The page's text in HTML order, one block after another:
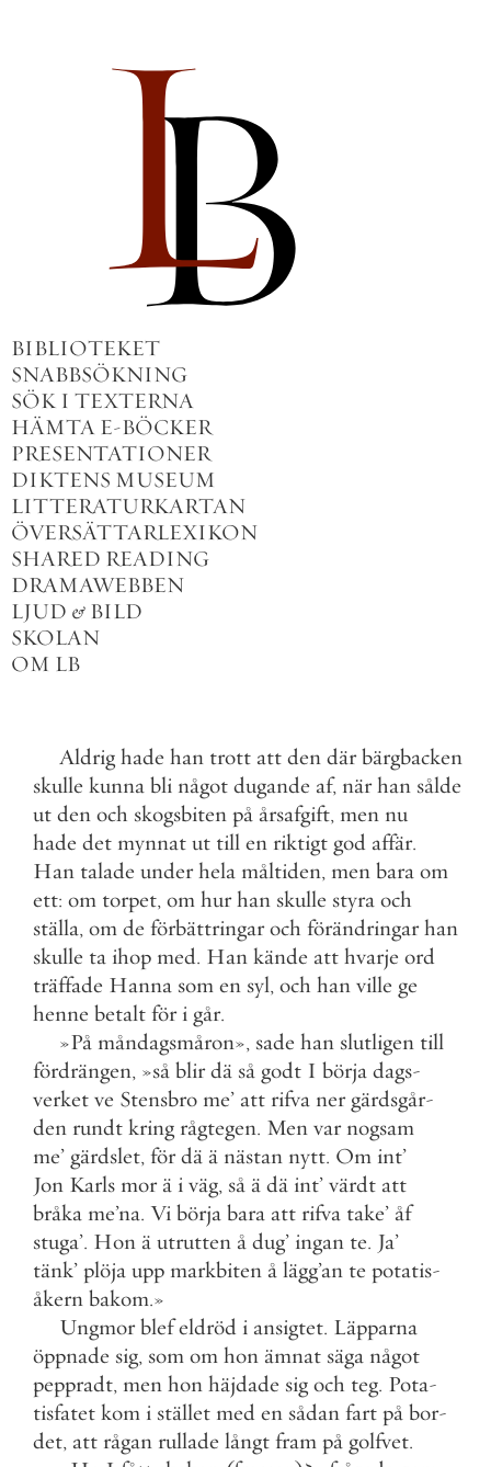
BIBLIOTEKET
SNABBSÖKNING
SÖK I TEXTERNA
HÄMTA E-BÖCKER
PRESENTATIONER
DIKTENS MUSEUM
LITTERATURKARTAN
ÖVERSÄTTARLEXIKON
SHARED READING
DRAMAWEBBEN
LJUD & BILD
SKOLAN
OM LB
Aldrig hade han trott att den där bärgbacken
skulle kunna bli något dugande af, när han sålde
ut den och skogsbiten på årsafgift, men nu
hade det mynnat ut till en riktigt god affär.
Han talade under hela måltiden, men bara om
ett: om torpet, om hur han skulle styra och
ställa, om de förbättringar och förändringar han
skulle ta ihop med. Han kände att hvarje ord
träffade Hanna som en syl, och han ville ge
henne betalt för i går.
»På måndagsmåron», sade han slutligen till
fördrängen, »så blir dä så godt I börja dags-
verket ve Stensbro me’ att rifva ner gärdsgår-
den rundt kring rågtegen. Men var nogsam
me’ gärdslet, för dä ä nästan nytt. Om int’
Jon Karls mor ä i väg, så ä dä int’ värdt att
bråka me’na. Vi börja bara att rifva take’ åf
stuga’. Hon ä utrutten å dug’ ingan te. Ja’
tänk’ plöja upp markbiten å lägg’an te potatis-
åkern bakom.»
Ungmor blef eldröd i ansigtet. Läpparna
öppnade sig, som om hon ämnat säga något
peppradt, men hon häjdade sig och teg. Pota-
tisfatet kom i stället med en sådan fart på bor-
det, att rågan rullade långt fram på golfvet.